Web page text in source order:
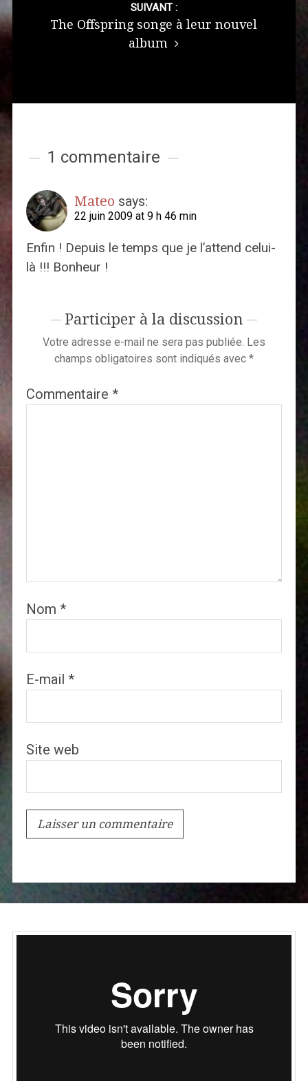
SUIVANT :
The Offspring songe à leur nouvel
album
1 commentaire
Mateo says:
22 juin 2009 at 9 h 46 min
Enfin ! Depuis le temps que je l’attend celui-
là !!! Bonheur !
Participer à la discussion
Votre adresse e-mail ne sera pas publiée. Les
champs obligatoires sont indiqués avec *
Commentaire *
Nom *
E-mail *
Site web